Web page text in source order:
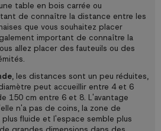
table en bois carrée ou
de connaître la distance entre les
que vous souhaitez placer
important de connaître la
allez placer des fauteuils ou des
, les distances sont un peu réduites,
peut accueillir entre 4 et 6
150 cm entre 6 et 8. L'avantage
n'a pas de coins, la zone de
fluide et l'espace semble plus